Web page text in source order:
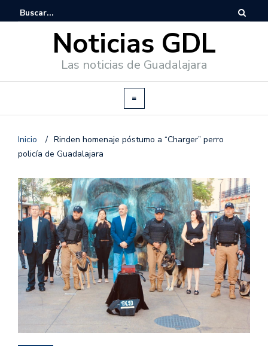
Noticias GDL
Las noticias de Guadalajara
Inicio / Rinden homenaje póstumo a “Charger” perro
policía de Guadalajara